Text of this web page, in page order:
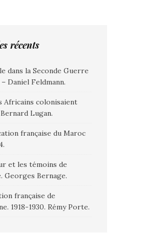
récents
dans la Seconde Guerre
Daniel Feldmann.
Africains colonisaient
Lugan.
française du Maroc
et les témoins de
Georges Bernage.
française de
1918-1930. Rémy Porte.